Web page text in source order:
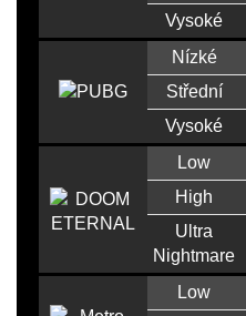
Vysoké
Nízké
Střední
Vysoké
Low
High
Ultra
Nightmare
Low